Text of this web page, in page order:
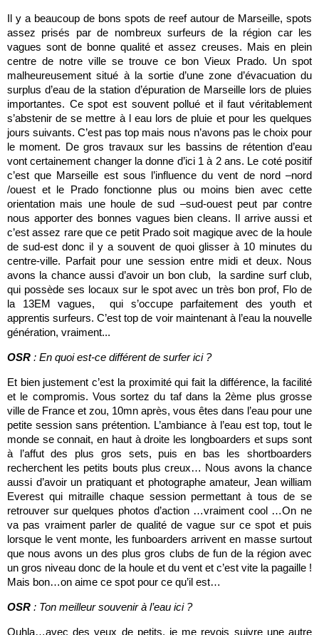
Il y a beaucoup de bons spots de reef autour de Marseille, spots
assez prisés par de nombreux surfeurs de la région car les
vagues sont de bonne qualité et assez creuses. Mais en plein
centre de notre ville se trouve ce bon Vieux Prado. Un spot
malheureusement situé à la sortie d’une zone d’évacuation du
surplus d’eau de la station d’épuration de Marseille lors de pluies
importantes. Ce spot est souvent pollué et il faut véritablement
s’abstenir de se mettre à l eau lors de pluie et pour les quelques
jours suivants. C’est pas top mais nous n’avons pas le choix pour
le moment. De gros travaux sur les bassins de rétention d’eau
vont certainement changer la donne d’ici 1 à 2 ans. Le coté positif
c’est que Marseille est sous l’influence du vent de nord –nord
/ouest et le Prado fonctionne plus ou moins bien avec cette
orientation mais une houle de sud –sud-ouest peut par contre
nous apporter des bonnes vagues bien cleans. Il arrive aussi et
c’est assez rare que ce petit Prado soit magique avec de la houle
de sud-est donc il y a souvent de quoi glisser à 10 minutes du
centre-ville. Parfait pour une session entre midi et deux. Nous
avons la chance aussi d’avoir un bon club, la sardine surf club,
qui possède ses locaux sur le spot avec un très bon prof, Flo de
la 13EM vagues, qui s’occupe parfaitement des youth et
apprentis surfeurs. C’est top de voir maintenant à l’eau la nouvelle
génération, vraiment...
OSR : En quoi est-ce différent de surfer ici ?
Et bien justement c’est la proximité qui fait la différence, la facilité
et le compromis. Vous sortez du taf dans la 2ème plus grosse
ville de France et zou, 10mn après, vous êtes dans l’eau pour une
petite session sans prétention. L’ambiance à l’eau est top, tout le
monde se connait, en haut à droite les longboarders et sups sont
à l’affut des plus gros sets, puis en bas les shortboarders
recherchent les petits bouts plus creux… Nous avons la chance
aussi d’avoir un pratiquant et photographe amateur, Jean william
Everest qui mitraille chaque session permettant à tous de se
retrouver sur quelques photos d’action …vraiment cool …On ne
va pas vraiment parler de qualité de vague sur ce spot et puis
lorsque le vent monte, les funboarders arrivent en masse surtout
que nous avons un des plus gros clubs de fun de la région avec
un gros niveau donc de la houle et du vent et c’est vite la pagaille !
Mais bon…on aime ce spot pour ce qu’il est…
OSR : Ton meilleur souvenir à l’eau ici ?
Ouhla…avec des yeux de petits, je me revois suivre une autre